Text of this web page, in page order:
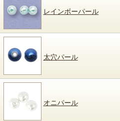
レインボーパール
太穴パール
オニパール